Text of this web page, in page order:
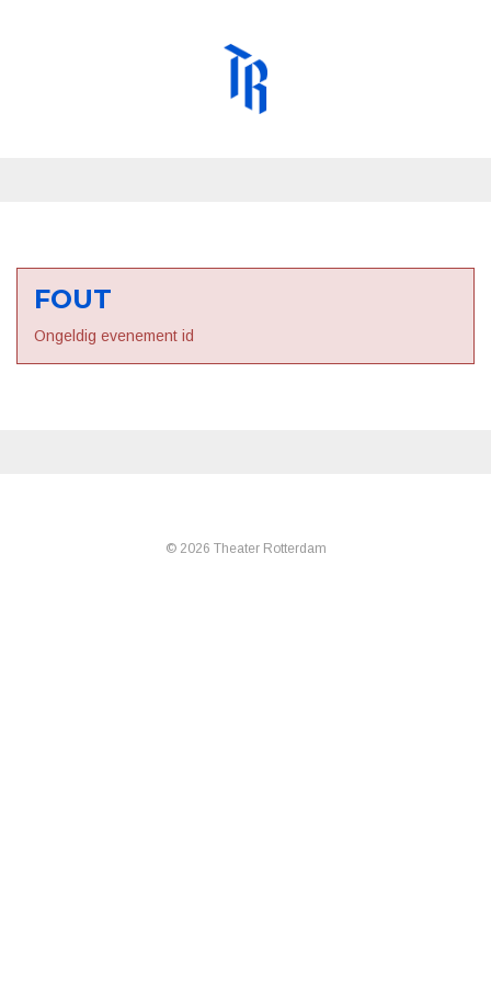
FOUT
Ongeldig evenement id
© 2026 Theater Rotterdam